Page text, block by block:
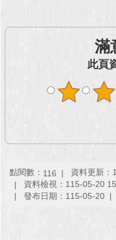
答
即
滿
此頁
點閱數： 116
資料更新：
資料檢視：115-05-20
發布日期：115-05-20